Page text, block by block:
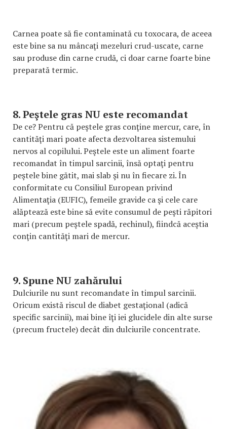
Carnea poate să fie contaminată cu toxocara, de aceea
este bine sa nu mâncaţi mezeluri crud-uscate, carne
sau produse din carne crudă, ci doar carne foarte bine
preparată termic.
8. Peştele gras NU este recomandat
De ce? Pentru că peştele gras conţine mercur, care, în
cantităţi mari poate afecta dezvoltarea sistemului
nervos al copilului. Peştele este un aliment foarte
recomandat în timpul sarcinii, însă optaţi pentru
peştele bine gătit, mai slab şi nu în fiecare zi. În
conformitate cu Consiliul European privind
Alimentaţia (EUFIC), femeile gravide ca şi cele care
alăptează este bine să evite consumul de peşti răpitori
mari (precum peştele spadă, rechinul), fiindcă aceştia
conţin cantităţi mari de mercur.
9. Spune NU zahărului
Dulciurile nu sunt recomandate în timpul sarcinii.
Oricum există riscul de diabet gestaţional (adică
specific sarcinii), mai bine îţi iei glucidele din alte surse
(precum fructele) decât din dulciurile concentrate.